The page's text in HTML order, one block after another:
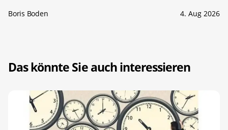
Boris Boden 4. Aug 2026
Das könnte Sie auch interessieren